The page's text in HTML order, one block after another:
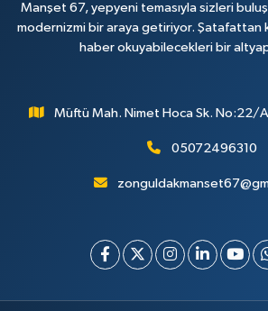
Manşet 67, yepyeni temasıyla sizleri
modernizmi bir araya getiriyor. Şatafattan
haber okuyabilecekleri bir
Müftü Mah. Nimet Hoca Sk. No:22/
05072496310